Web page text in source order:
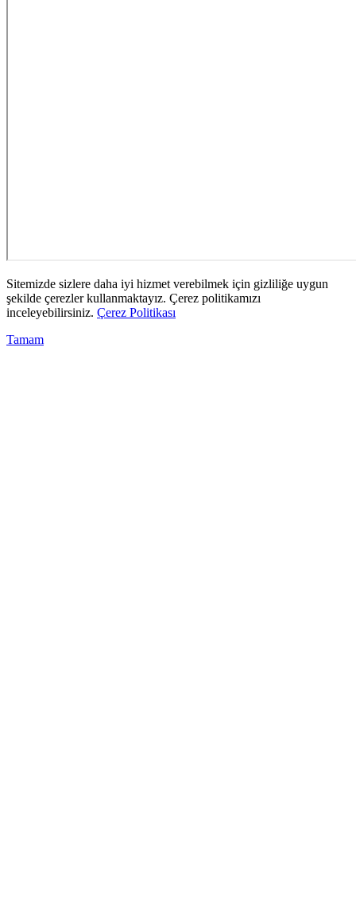
Sitemizde sizlere daha iyi hizmet verebilmek için gizliliğe uygun
şekilde çerezler kullanmaktayız. Çerez politikamızı
inceleyebilirsiniz. Çerez Politikası
Tamam